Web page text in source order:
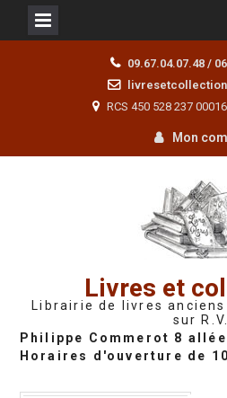
09.67.04.07.48 /
RCS 450 528 237
Mon
Livres et
Librairie de livres
sur R.V.